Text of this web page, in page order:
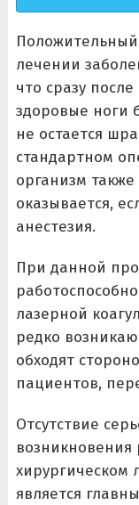
лечении
что сразу
здоровые ноги
не остается
стандартном
организм также
оказывается,
анестезия.
При данной
лазерной
редко
обходят
пациентов,
Отсутствие
хирургическом
является